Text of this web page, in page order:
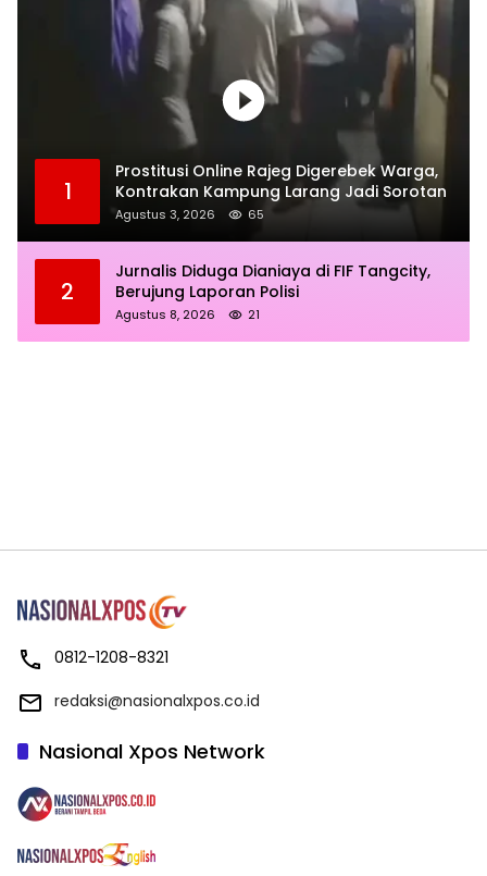
1
Prostitusi Online Rajeg Digerebek Warga,
Kontrakan Kampung Larang Jadi Sorotan
Agustus 3, 2026 65
2
Jurnalis Diduga Dianiaya di FIF Tangcity,
Berujung Laporan Polisi
Agustus 8, 2026 21
0812-1208-8321
redaksi@nasionalxpos.co.id
Nasional Xpos Network